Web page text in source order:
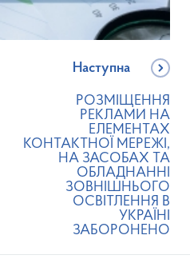
Наступна
РОЗМІЩЕННЯ
РЕКЛАМИ НА
ЕЛЕМЕНТАХ
КОНТАКТНОЇ МЕРЕЖІ,
НА ЗАСОБАХ ТА
ОБЛАДНАННІ
ЗОВНІШНЬОГО
ОСВІТЛЕННЯ В
УКРАЇНІ
ЗАБОРОНЕНО